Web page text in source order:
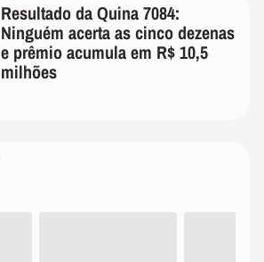
Resultado da Quina 7084:
Ninguém acerta as cinco dezenas
e prêmio acumula em R$ 10,5
milhões